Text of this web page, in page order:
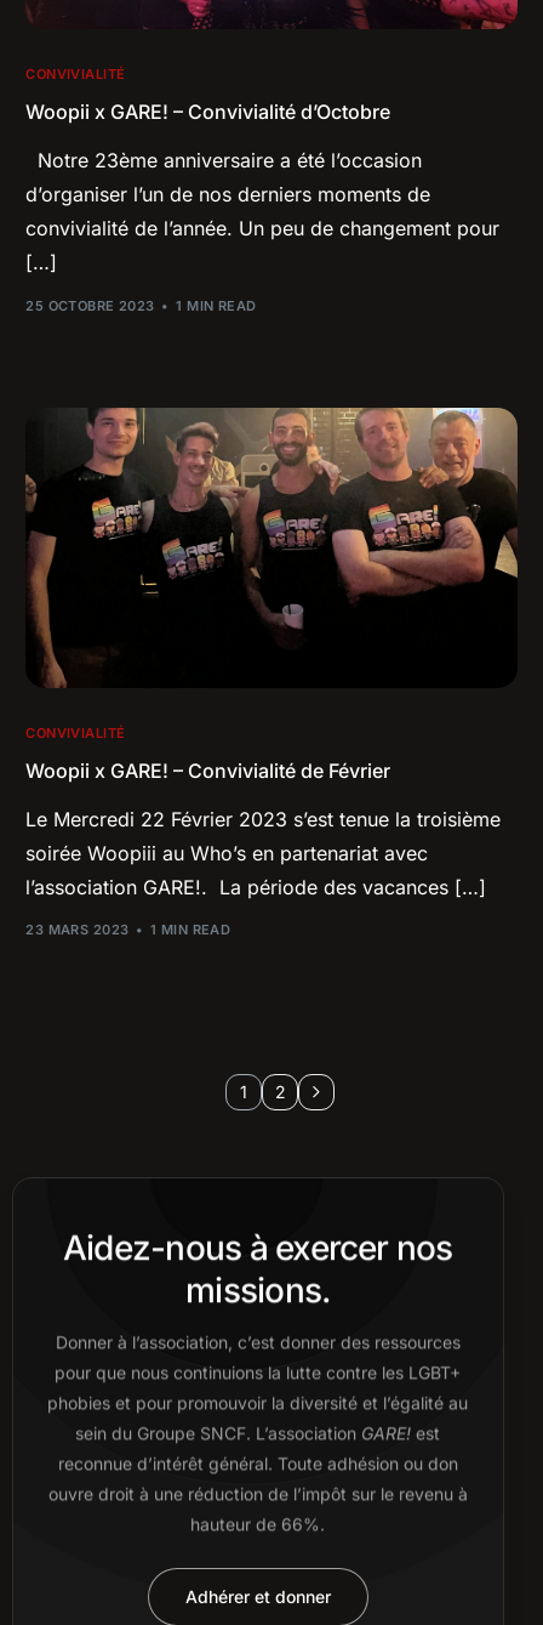
CONVIVIALITÉ
Woopii x GARE! – Convivialité d’Octobre
Notre 23ème anniversaire a été l’occasion
d’organiser l’un de nos derniers moments de
convivialité de l’année. Un peu de changement pour
[…]
25 OCTOBRE 2023 1 MIN READ
CONVIVIALITÉ
Woopii x GARE! – Convivialité de Février
Le Mercredi 22 Février 2023 s’est tenue la troisième
soirée Woopiii au Who’s en partenariat avec
l’association GARE!. La période des vacances […]
23 MARS 2023 1 MIN READ
1 2
Aidez-nous à exercer nos
missions.
Donner à l’association, c’est donner des ressources
pour que nous continuions la lutte contre les LGBT+
phobies et pour promouvoir la diversité et l’égalité au
sein du Groupe SNCF. L’association GARE! est
reconnue d’intérêt général. Toute adhésion ou don
ouvre droit à une réduction de l’impôt sur le revenu à
hauteur de 66%.
Adhérer et donner